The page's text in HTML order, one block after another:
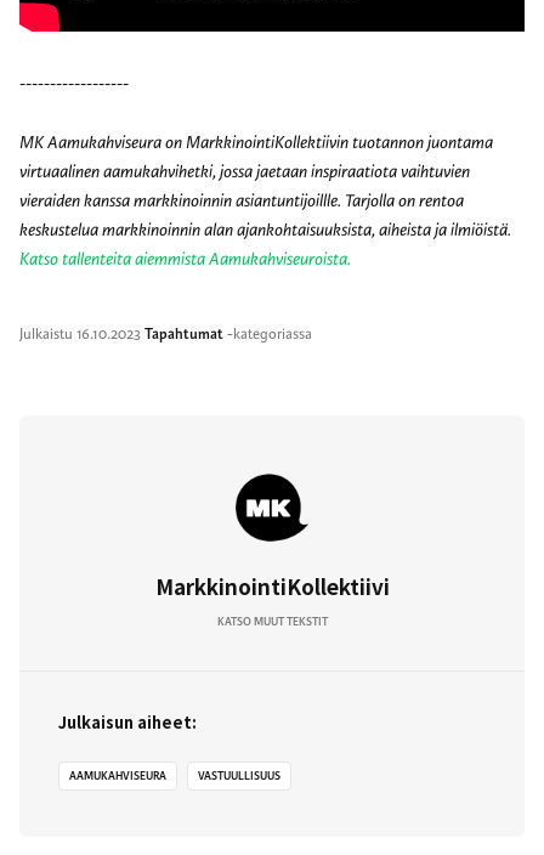
------------------
MK Aamukahviseura on MarkkinointiKollektiivin tuotannon juontama
virtuaalinen aamukahvihetki, jossa jaetaan inspiraatiota vaihtuvien
vieraiden kanssa markkinoinnin asiantuntijoillle. Tarjolla on rentoa
keskustelua markkinoinnin alan ajankohtaisuuksista, aiheista ja ilmiöistä.
Katso tallenteita aiemmista Aamukahviseuroista.
Julkaistu 16.10.2023 Tapahtumat-kategoriassa
MarkkinointiKollektiivi
KATSO MUUT TEKSTIT
Julkaisun aiheet:
AAMUKAHVISEURA VASTUULLISUUS